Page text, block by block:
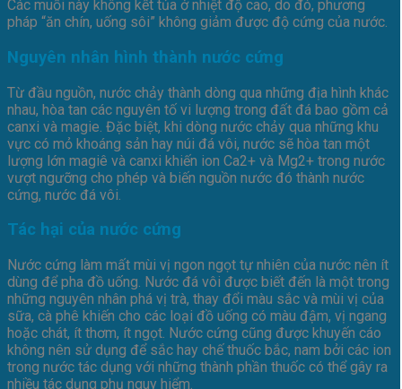
Các muối này không kết tủa ở nhiệt độ cao, do đó, phương
pháp “ăn chín, uống sôi” không giảm được độ cứng của nước.
Nguyên nhân hình thành nước cứng
Từ đầu nguồn, nước chảy thành dòng qua những địa hình khác
nhau, hòa tan các nguyên tố vi lượng trong đất đá bao gồm cả
canxi và magie. Đặc biệt, khi dòng nước chảy qua những khu
vực có mỏ khoáng sản hay núi đá vôi, nước sẽ hòa tan một
lượng lớn magiê và canxi khiến ion Ca2+ và Mg2+ trong nước
vượt ngưỡng cho phép và biến nguồn nước đó thành nước
cứng, nước đá vôi.
Tác hại của nước cứng
Nước cứng làm mất mùi vị ngon ngọt tự nhiên của nước nên ít
dùng để pha đồ uống. Nước đá vôi được biết đến là một trong
những nguyên nhân phá vị trà, thay đổi màu sắc và mùi vị của
sữa, cà phê khiến cho các loại đồ uống có màu đậm, vị ngang
hoặc chát, ít thơm, ít ngọt. Nước cứng cũng được khuyến cáo
không nên sử dụng để sắc hay chế thuốc bắc, nam bởi các ion
trong nước tác dụng với những thành phần thuốc có thể gây ra
nhiều tác dụng phụ nguy hiểm.